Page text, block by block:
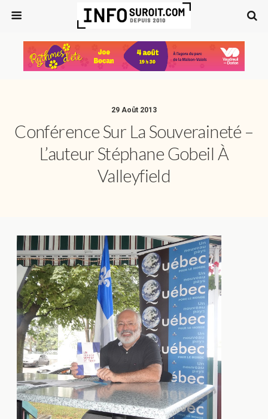
29 Août 2013
Conférence Sur La Souveraineté –
L’auteur Stéphane Gobeil À
Valleyfield